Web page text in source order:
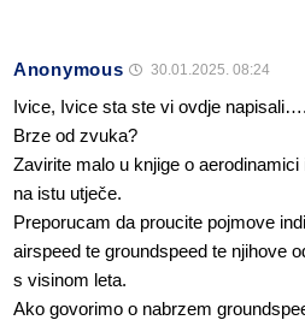
Anonymous 30.01.2025. 08:24
Ivice, Ivice sta ste vi ovdje
Brze od zvuka?
Zavirite malo u knjige o
na istu utječe.
Preporucam da proucite pojmove
airspeed te groundspeed te njihove
s visinom leta.
Ako govorimo o nabrzem